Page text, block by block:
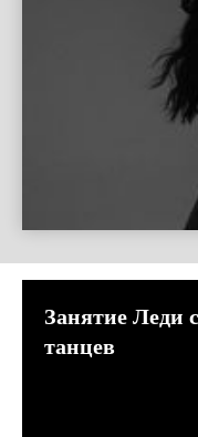
Занятие Леди
танцев